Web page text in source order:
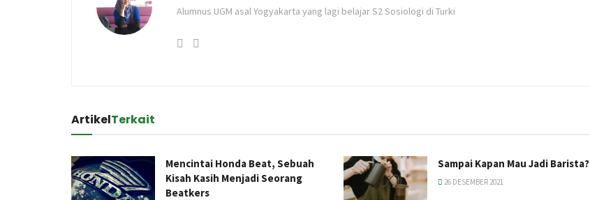
Alumnus UGM asal Yogyakarta yang lagi belajar S2 Sosiologi di Turki
ArtikelTerkait
Mencintai Honda Beat, Sebuah
Kisah Kasih Menjadi Seorang
Beatkers
Sampai Kapan Mau Jadi Barista?
26 DESEMBER 2021